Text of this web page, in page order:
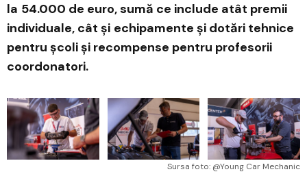
la 54.000 de euro, sumă ce include atât premii
individuale, cât și echipamente și dotări tehnice
pentru școli și recompense pentru profesorii
coordonatori.
Sursa foto: @Young Car Mechanic